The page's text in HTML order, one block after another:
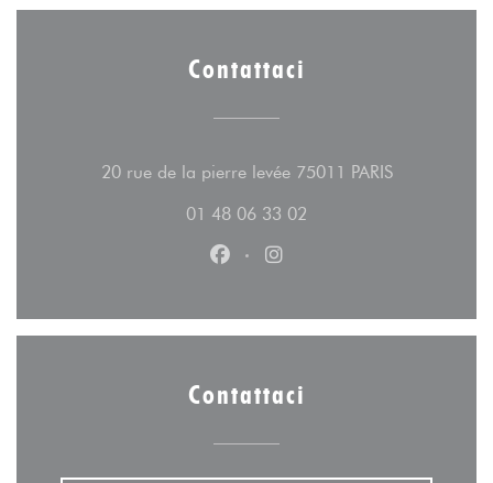
Contattaci
20 rue de la pierre levée 75011 PARIS((apre una
01 48 06 33 02
Facebook ((apre una nuova
Instagram ((apre una
Contattaci